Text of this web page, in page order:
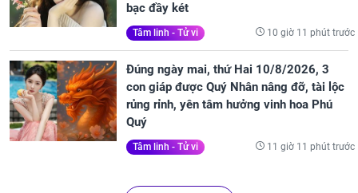
bạc đầy két
Tâm linh - Tử vi 10 giờ 11 phút trước
Đúng ngày mai, thứ Hai 10/8/2026, 3
con giáp được Quý Nhân nâng đỡ, tài lộc
rủng rỉnh, yên tâm hưởng vinh hoa Phú
Quý
Tâm linh - Tử vi 11 giờ 11 phút trước